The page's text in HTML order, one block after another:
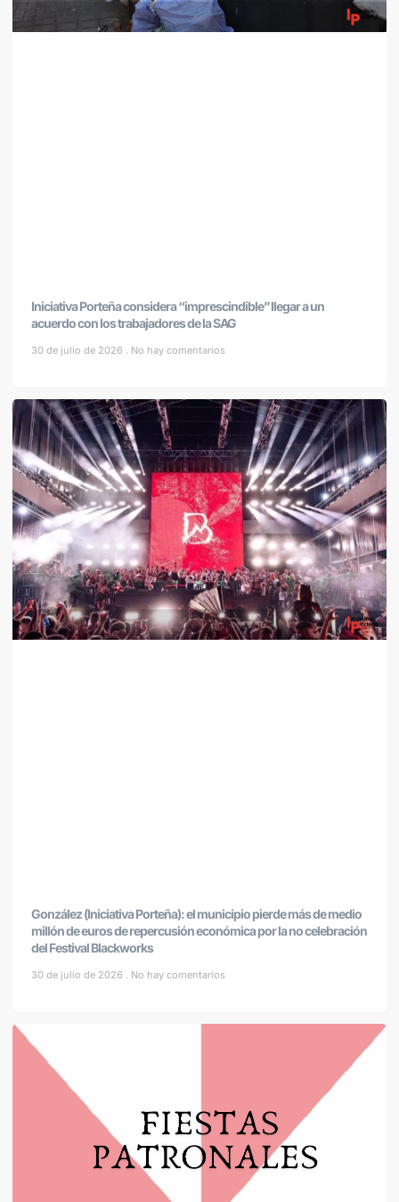
Iniciativa Porteña considera “imprescindible” llegar a un
acuerdo con los trabajadores de la SAG
30 de julio de 2026 No hay comentarios
González (Iniciativa Porteña): el municipio pierde más de medio
millón de euros de repercusión económica por la no celebración
del Festival Blackworks
30 de julio de 2026 No hay comentarios